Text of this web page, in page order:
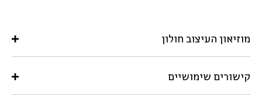
מוזיאון העיצוב חולון
קישורים שימושיים